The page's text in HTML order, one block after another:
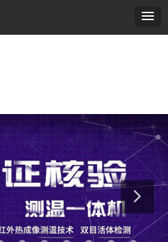
项目案例